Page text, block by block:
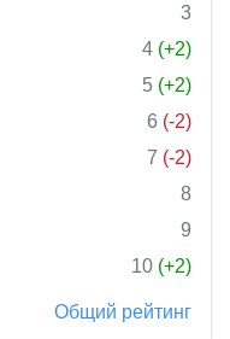
3
4 (+2)
5 (+2)
6 (-2)
7 (-2)
8
9
10 (+2)
Общий рейтинг